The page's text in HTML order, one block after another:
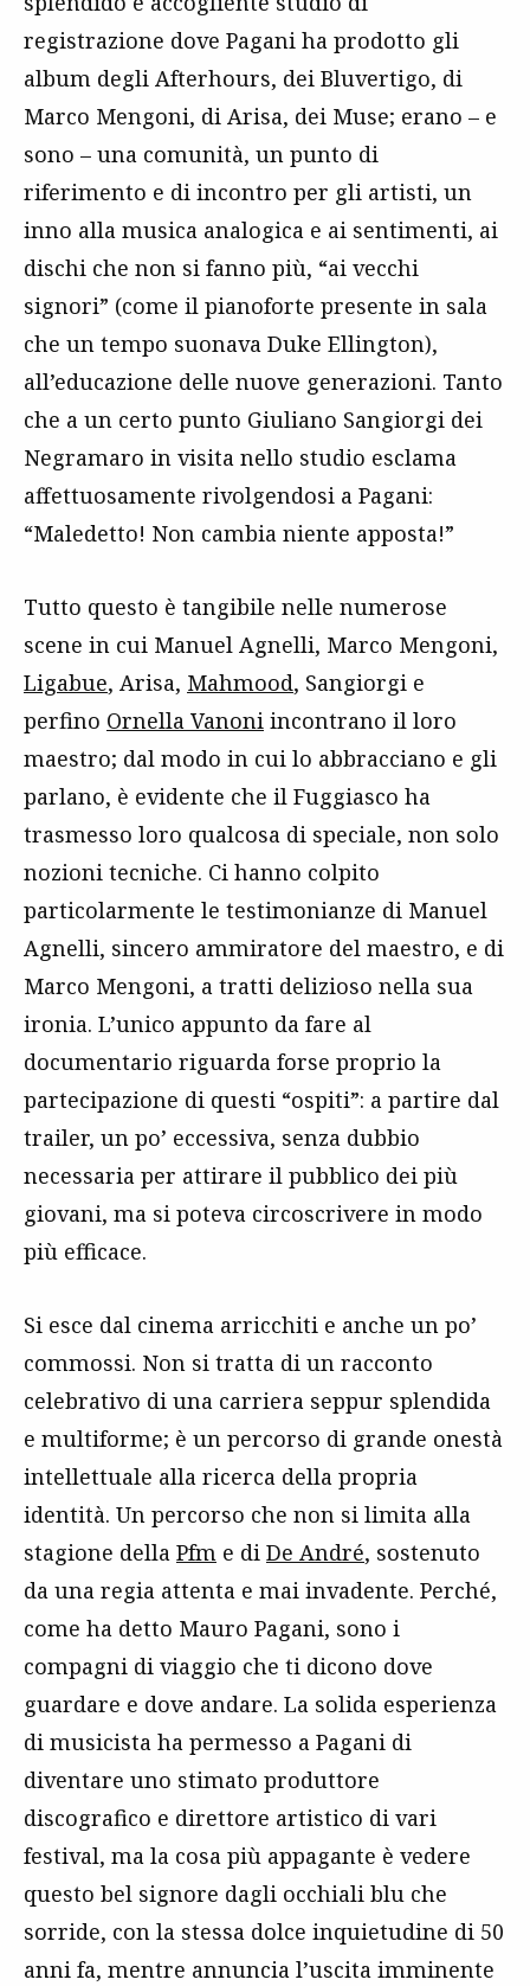
registrazione dove Pagani ha prodotto gli
album degli Afterhours, dei Bluvertigo, di
Marco Mengoni, di Arisa, dei Muse; erano – e
sono – una comunità, un punto di
riferimento e di incontro per gli artisti, un
inno alla musica analogica e ai sentimenti, ai
dischi che non si fanno più, “ai vecchi
signori” (come il pianoforte presente in sala
che un tempo suonava Duke Ellington),
all’educazione delle nuove generazioni. Tanto
che a un certo punto Giuliano Sangiorgi dei
Negramaro in visita nello studio esclama
affettuosamente rivolgendosi a Pagani:
“Maledetto! Non cambia niente apposta!”
Tutto questo è tangibile nelle numerose
scene in cui Manuel Agnelli, Marco Mengoni,
Ligabue, Arisa, Mahmood, Sangiorgi e
perfino Ornella Vanoni incontrano il loro
maestro; dal modo in cui lo abbracciano e gli
parlano, è evidente che il Fuggiasco ha
trasmesso loro qualcosa di speciale, non solo
nozioni tecniche. Ci hanno colpito
particolarmente le testimonianze di Manuel
Agnelli, sincero ammiratore del maestro, e di
Marco Mengoni, a tratti delizioso nella sua
ironia. L’unico appunto da fare al
documentario riguarda forse proprio la
partecipazione di questi “ospiti”: a partire dal
trailer, un po’ eccessiva, senza dubbio
necessaria per attirare il pubblico dei più
giovani, ma si poteva circoscrivere in modo
più efficace.
Si esce dal cinema arricchiti e anche un po’
commossi. Non si tratta di un racconto
celebrativo di una carriera seppur splendida
e multiforme; è un percorso di grande onestà
intellettuale alla ricerca della propria
identità. Un percorso che non si limita alla
stagione della Pfm e di De André, sostenuto
da una regia attenta e mai invadente. Perché,
come ha detto Mauro Pagani, sono i
compagni di viaggio che ti dicono dove
guardare e dove andare. La solida esperienza
di musicista ha permesso a Pagani di
diventare uno stimato produttore
discografico e direttore artistico di vari
festival, ma la cosa più appagante è vedere
questo bel signore dagli occhiali blu che
sorride, con la stessa dolce inquietudine di 50
anni fa, mentre annuncia l’uscita imminente